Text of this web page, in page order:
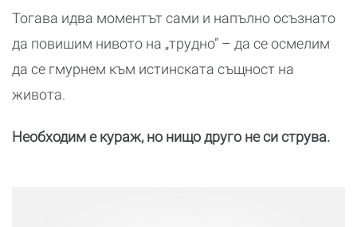
Тогава идва моментът сами и напълно осъзнато
да повишим нивото на „трудно” – да се осмелим
да се гмурнем към истинската същност на
живота.
Необходим е кураж, но нищо друго не си струва.